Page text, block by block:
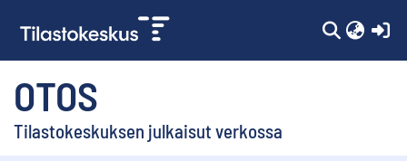
OTOS
Tilastokeskuksen julkaisut verkossa